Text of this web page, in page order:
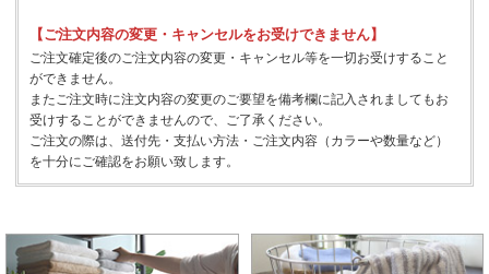
【ご注文内容の変更・キャンセルをお受けできません】
ご注文確定後のご注文内容の変更・キャンセル等を一切お受けすること
ができません。
またご注文時に注文内容の変更のご要望を備考欄に記入されましてもお
受けすることができませんので、ご了承ください。
ご注文の際は、送付先・支払い方法・ご注文内容（カラーや数量など）
を十分にご確認をお願い致します。